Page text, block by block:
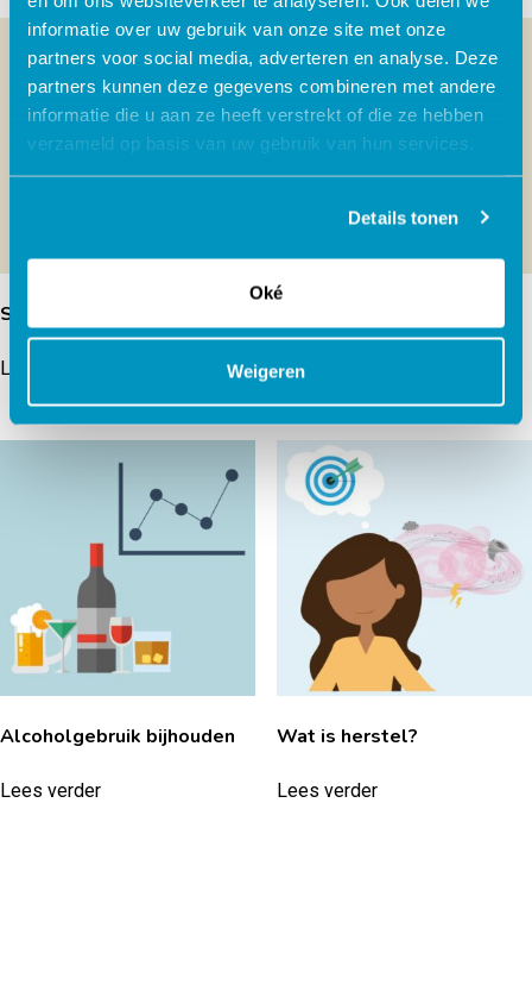
informatie over uw gebruik van onze site met onze
partners voor social media, adverteren en analyse. Deze
partners kunnen deze gegevens combineren met andere
informatie die u aan ze heeft verstrekt of die ze hebben
verzameld op basis van uw gebruik van hun services.
Details tonen
Oké
Weigeren
Schematherapie
Lees verder Lees verder
Alcoholgebruik bijhouden
Lees verder
Wat is herstel?
Lees verder